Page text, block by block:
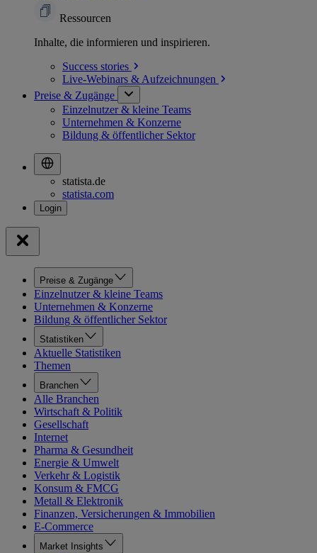
Ressourcen
Inhalte, die informieren und inspirieren.
Success stories
Live-Webinars & Aufzeichnungen
Preise & Zugänge
Einzelnutzer & kleine Teams
Unternehmen & Konzerne
Bildung & öffentlicher Sektor
statista.de
statista.com
Preise & Zugänge
Einzelnutzer & kleine Teams
Unternehmen & Konzerne
Bildung & öffentlicher Sektor
Statistiken
Aktuelle Statistiken
Themen
Branchen
Alle Branchen
Wirtschaft & Politik
Gesellschaft
Internet
Pharma & Gesundheit
Energie & Umwelt
Verkehr & Logistik
Konsum & FMCG
Metall & Elektronik
Finanzen, Versicherungen & Immobilien
E-Commerce
Market Insights